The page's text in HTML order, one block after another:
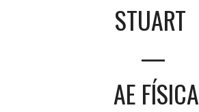
STUART
—
AE FÍSICA